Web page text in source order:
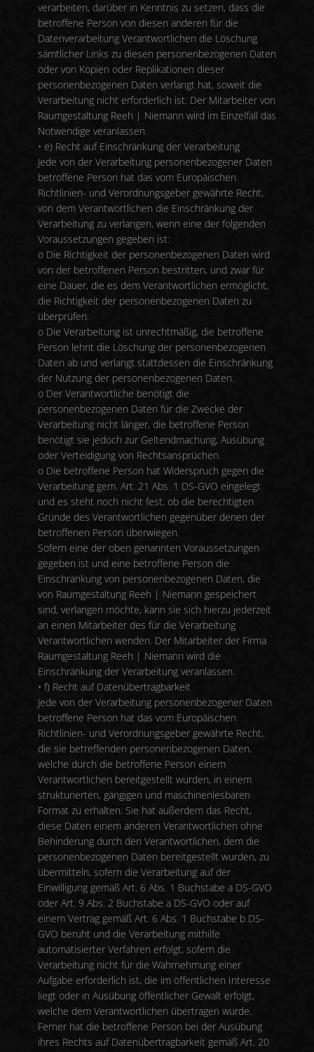
verarbeiten, darüber in Kenntnis zu setzen, dass die
betroffene Person von diesen anderen für die
Datenverarbeitung Verantwortlichen die Löschung
sämtlicher Links zu diesen personenbezogenen Daten
oder von Kopien oder Replikationen dieser
personenbezogenen Daten verlangt hat, soweit die
Verarbeitung nicht erforderlich ist. Der Mitarbeiter von
Raumgestaltung Reeh | Niemann wird im Einzelfall das
Notwendige veranlassen.
• e) Recht auf Einschränkung der Verarbeitung
Jede von der Verarbeitung personenbezogener Daten
betroffene Person hat das vom Europäischen
Richtlinien- und Verordnungsgeber gewährte Recht,
von dem Verantwortlichen die Einschränkung der
Verarbeitung zu verlangen, wenn eine der folgenden
Voraussetzungen gegeben ist:
o Die Richtigkeit der personenbezogenen Daten wird
von der betroffenen Person bestritten, und zwar für
eine Dauer, die es dem Verantwortlichen ermöglicht,
die Richtigkeit der personenbezogenen Daten zu
überprüfen.
o Die Verarbeitung ist unrechtmäßig, die betroffene
Person lehnt die Löschung der personenbezogenen
Daten ab und verlangt stattdessen die Einschränkung
der Nutzung der personenbezogenen Daten.
o Der Verantwortliche benötigt die
personenbezogenen Daten für die Zwecke der
Verarbeitung nicht länger, die betroffene Person
benötigt sie jedoch zur Geltendmachung, Ausübung
oder Verteidigung von Rechtsansprüchen.
o Die betroffene Person hat Widerspruch gegen die
Verarbeitung gem. Art. 21 Abs. 1 DS-GVO eingelegt
und es steht noch nicht fest, ob die berechtigten
Gründe des Verantwortlichen gegenüber denen der
betroffenen Person überwiegen.
Sofern eine der oben genannten Voraussetzungen
gegeben ist und eine betroffene Person die
Einschränkung von personenbezogenen Daten, die
von Raumgestaltung Reeh | Niemann gespeichert
sind, verlangen möchte, kann sie sich hierzu jederzeit
an einen Mitarbeiter des für die Verarbeitung
Verantwortlichen wenden. Der Mitarbeiter der Firma
Raumgestaltung Reeh | Niemann wird die
Einschränkung der Verarbeitung veranlassen.
• f) Recht auf Datenübertragbarkeit
Jede von der Verarbeitung personenbezogener Daten
betroffene Person hat das vom Europäischen
Richtlinien- und Verordnungsgeber gewährte Recht,
die sie betreffenden personenbezogenen Daten,
welche durch die betroffene Person einem
Verantwortlichen bereitgestellt wurden, in einem
strukturierten, gängigen und maschinenlesbaren
Format zu erhalten. Sie hat außerdem das Recht,
diese Daten einem anderen Verantwortlichen ohne
Behinderung durch den Verantwortlichen, dem die
personenbezogenen Daten bereitgestellt wurden, zu
übermitteln, sofern die Verarbeitung auf der
Einwilligung gemäß Art. 6 Abs. 1 Buchstabe a DS-GVO
oder Art. 9 Abs. 2 Buchstabe a DS-GVO oder auf
einem Vertrag gemäß Art. 6 Abs. 1 Buchstabe b DS-
GVO beruht und die Verarbeitung mithilfe
automatisierter Verfahren erfolgt, sofern die
Verarbeitung nicht für die Wahrnehmung einer
Aufgabe erforderlich ist, die im öffentlichen Interesse
liegt oder in Ausübung öffentlicher Gewalt erfolgt,
welche dem Verantwortlichen übertragen wurde.
Ferner hat die betroffene Person bei der Ausübung
ihres Rechts auf Datenübertragbarkeit gemäß Art. 20